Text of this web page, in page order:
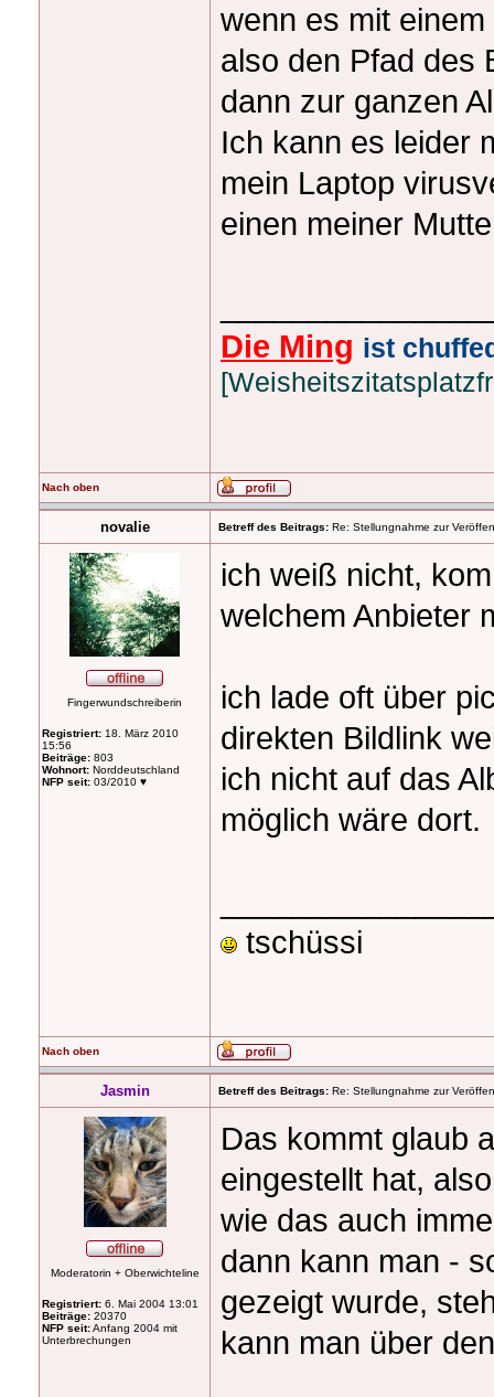
wenn es mit
also den Pfad des
dann zur ganzen
Ich kann es leider
mein Laptop
einen meiner
Die Ming ist
Nach oben
novalie Betreff des Beitrags: Re: Stellungnahme zur
Fingerwundschreiberin
Registriert: 18. März 2010
15:56
Beiträge: 803
Wohnort: Norddeutschland
NFP seit: 03/2010 ♥
ich weiß nicht,
welchem Anbieter
ich lade oft über
direkten Bildlink
ich nicht auf das
möglich wäre dort.
tschüssi
Nach oben
Jasmin Betreff des Beitrags: Re: Stellungnahme zur
Moderatorin + Oberwichteline
Registriert: 6. Mai 2004 13:01
Beiträge: 20370
NFP seit:Anfang 2004 mit
Unterbrechungen
Das kommt glaub
eingestellt hat,
wie das auch
dann kann man -
gezeigt wurde,
kann man über